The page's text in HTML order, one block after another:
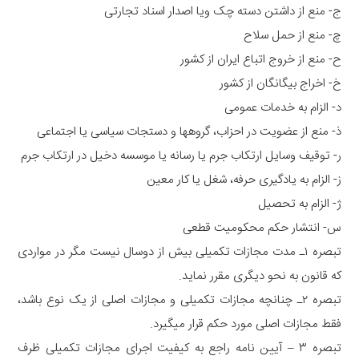
ج- منع از داشتن دسته چک ویا اصدار اسناد تجارتی
چ- منع از حمل سلاح
ح- منع از خروج اتباع ایران از کشور
خ- اخراج بیگانگان از کشور
د- الزام به خدمات عمومی
ذ- منع از عضویت در احزاب، گروهها و دستجات سیاسی یا اجتماعی
ر- توقیف وسایل ارتکاب جرم یا رسانه یا موسسه دخیل در ارتکاب جرم
ز- الزام به یادگیری حرفه، شغل یا کار معین
ژ- الزام به تحصیل
س- انتشار حکم محکومیت قطعی
تبصره ۱ـ مدت مجازات تکمیلی بیش از دوسال نیست مگر در مواردی
که قانون به نحو دیگری مقرر نماید.
تبصره ۲ـ چنانچه مجازات تکمیلی و مجازات اصلی از یک نوع باشد،
فقط مجازات اصلی مورد حکم قرار میگیرد.
تبصره ۳ – آیین نامه راجع به کیفیت اجرای مجازات تکمیلی ظرف